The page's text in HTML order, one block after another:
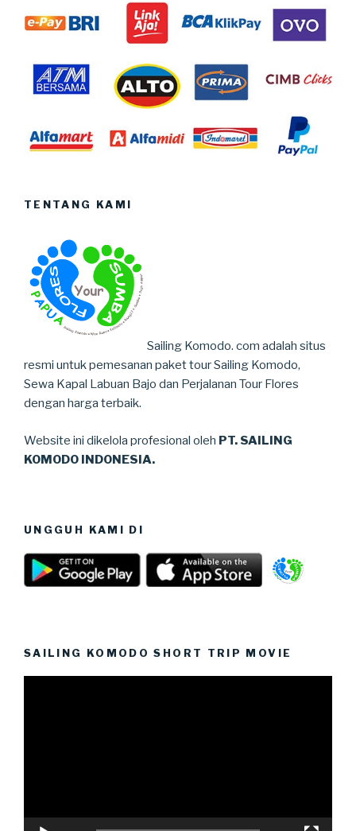
TENTANG KAMI
Sailing Komodo. com adalah situs
resmi untuk pemesanan paket tour Sailing Komodo,
Sewa Kapal Labuan Bajo dan Perjalanan Tour Flores
dengan harga terbaik.
Website ini dikelola profesional oleh PT. SAILING
KOMODO INDONESIA.
UNGGUH KAMI DI
SAILING KOMODO SHORT TRIP MOVIE